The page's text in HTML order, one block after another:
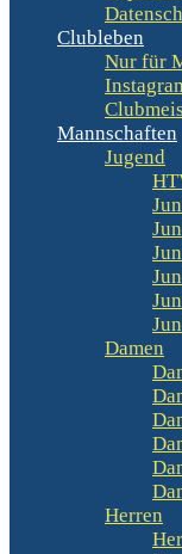
Clubleben
Nur für
Mannschaften
Jugend
Damen
Herren